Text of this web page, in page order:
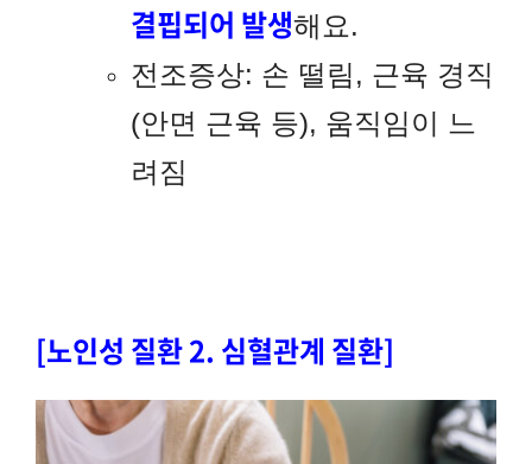
결핍되어 발생해요.
전조증상: 손 떨림, 근육 경직
(안면 근육 등), 움직임이 느
려짐
[노인성 질환 2. 심혈관계 질환]